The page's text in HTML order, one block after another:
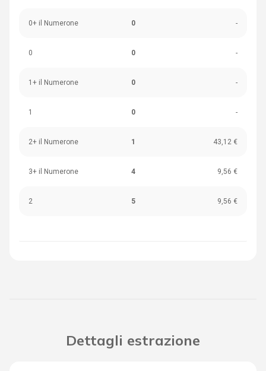
0+ il Numerone 0 -
0 0 -
1+ il Numerone 0 -
1 0 -
2+ il Numerone 1 43,12 €
3+ il Numerone 4 9,56 €
2 5 9,56 €
Dettagli estrazione